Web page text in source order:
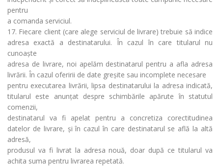
pentru
a comanda serviciul.
17. Fiecare client (care alege serviciul de livrare) trebuie să indice
adresa exactă a destinatarului. În cazul în care titularul nu
cunoaște
adresa de livrare, noi apelăm destinatarul pentru a afla adresa
livrării. În cazul oferirii de date greșite sau incomplete necesare
pentru executarea livrării, lipsa destinatarului la adresa indicată,
titularul este anunțat despre schimbările apărute în statutul
comenzii,
destinatarul va fi apelat pentru a concretiza corectitudinea
datelor de livrare, și în cazul în care destinatarul se află la altă
adresă,
produsul va fi livrat la adresa nouă, doar după ce titularul va
achita suma pentru livrarea repetată.